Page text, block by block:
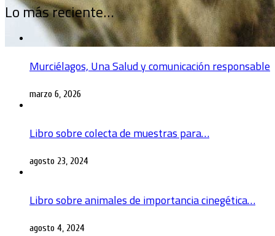
Lo más reciente…
Murciélagos, Una Salud y comunicación responsable
marzo 6, 2026
Libro sobre colecta de muestras para…
agosto 23, 2024
Libro sobre animales de importancia cinegética…
agosto 4, 2024